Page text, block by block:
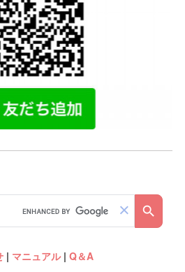
| マニュアル| Q＆A